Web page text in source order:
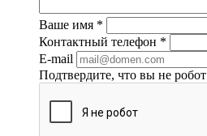
Ваше имя *
Контактный телефон *
E-mail
Подтвердите, что вы не робот